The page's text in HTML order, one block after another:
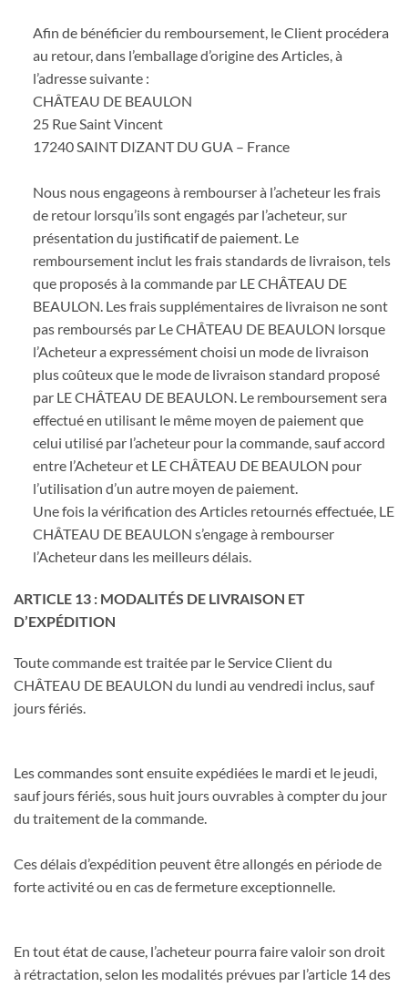
Afin de bénéficier du remboursement, le Client procédera
au retour, dans l’emballage d’origine des Articles, à
l’adresse suivante :
CHÂTEAU DE BEAULON
25 Rue Saint Vincent
17240 SAINT DIZANT DU GUA – France
Nous nous engageons à rembourser à l’acheteur les frais
de retour lorsqu’ils sont engagés par l’acheteur, sur
présentation du justificatif de paiement. Le
remboursement inclut les frais standards de livraison, tels
que proposés à la commande par LE CHÂTEAU DE
BEAULON. Les frais supplémentaires de livraison ne sont
pas remboursés par Le CHÂTEAU DE BEAULON lorsque
l’Acheteur a expressément choisi un mode de livraison
plus coûteux que le mode de livraison standard proposé
par LE CHÂTEAU DE BEAULON. Le remboursement sera
effectué en utilisant le même moyen de paiement que
celui utilisé par l’acheteur pour la commande, sauf accord
entre l’Acheteur et LE CHÂTEAU DE BEAULON pour
l’utilisation d’un autre moyen de paiement.
Une fois la vérification des Articles retournés effectuée, LE
CHÂTEAU DE BEAULON s’engage à rembourser
l’Acheteur dans les meilleurs délais.
ARTICLE 13 : MODALITÉS DE LIVRAISON ET
D’EXPÉDITION
Toute commande est traitée par le Service Client du
CHÂTEAU DE BEAULON du lundi au vendredi inclus, sauf
jours fériés.
Les commandes sont ensuite expédiées le mardi et le jeudi,
sauf jours fériés, sous huit jours ouvrables à compter du jour
du traitement de la commande.
Ces délais d’expédition peuvent être allongés en période de
forte activité ou en cas de fermeture exceptionnelle.
En tout état de cause, l’acheteur pourra faire valoir son droit
à rétractation, selon les modalités prévues par l’article 14 des